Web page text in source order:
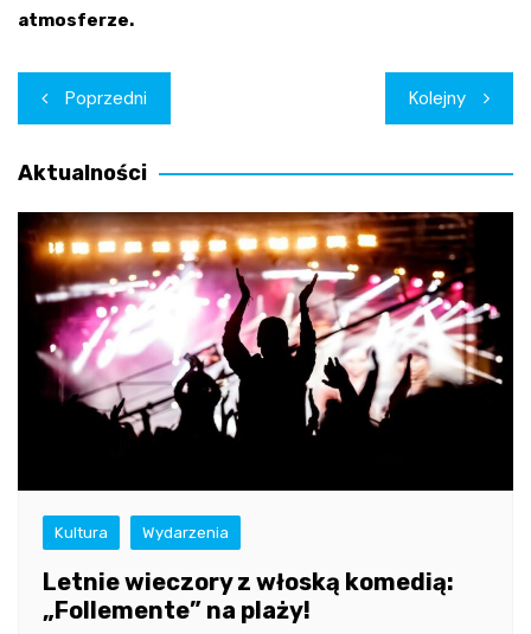
atmosferze.
Nawigacja
wpisu
Poprzedni Kolejny
Aktualności
Kultura Wydarzenia
Letnie wieczory z włoską komedią:
„Follemente” na plaży!